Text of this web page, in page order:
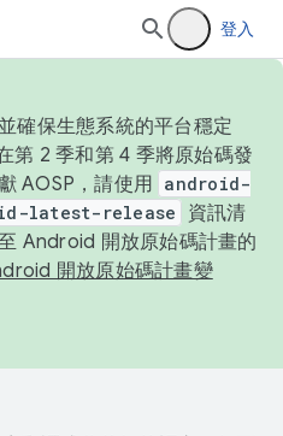
登入
確保生態系統的平台穩定
第 2 季和第 4 季將原始碼發
AOSP，請使用 android-
latest-release
資訊清
Android 開放原始碼計畫的
開放原始碼計畫變